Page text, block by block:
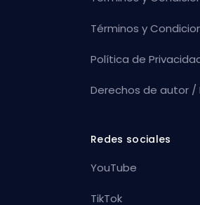
Términos y
Política de
Derechos de autor /
Redes sociales
YouTube
TikTok